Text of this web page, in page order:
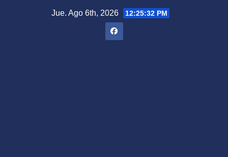
Jue. Ago 6th, 2026 12:25:33 PM